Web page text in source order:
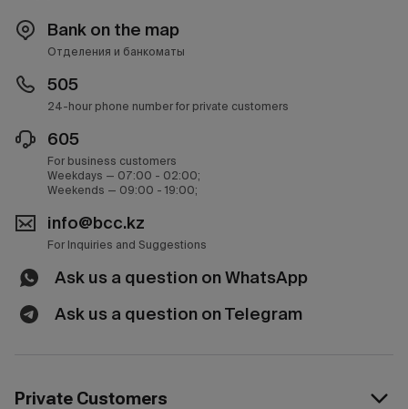
Bank on the map
Отделения и банкоматы
505
24-hour phone number for private customers
605
For business customers
Weekdays — 07:00 - 02:00;
Weekends — 09:00 - 19:00;
info@bcc.kz
For Inquiries and Suggestions
Ask us a question on WhatsApp
Ask us a question on Telegram
Private Customers